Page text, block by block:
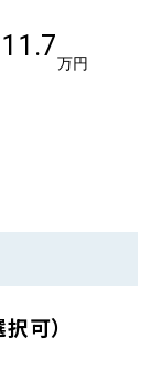
500
11.7
万円
可）